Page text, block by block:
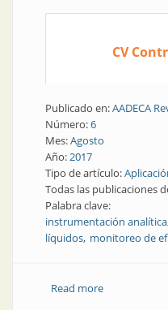
CV
Publicado en:AADECA
Número:6
Mes:Agosto
Año:2017
Tipo de artículo:
Todas las publicaciones
Palabra clave:
instrumentación analítica
líquidos monitoreo de
Read moreabout